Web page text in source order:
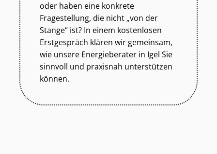
oder haben eine konkrete
Fragestellung, die nicht „von der
Stange“ ist? In einem kostenlosen
Erstgespräch klären wir gemeinsam,
wie unsere Energieberater in Igel Sie
sinnvoll und praxisnah unterstützen
können.